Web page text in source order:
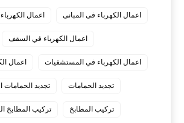
اعمال الكهرباء فى المبانى اعمال
اعمال الكهرباء في السقف
اعمال الكهرباء في المستشفيات اعمال
تجديد الحمامات تجديد الحمامات
تركيب المطابخ تركيب المطابخ